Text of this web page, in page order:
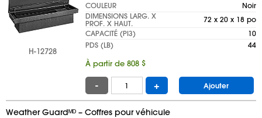
H-12728
COULEUR
Noir
DIMENSIONS LARG. X
PROF. X HAUT.
72 x 20 x 18 po
CAPACITÉ (PI3)
10
PDS (LB)
44
À partir de 808 $
- + Ajouter
Weather Guardᴹᴰ – Coffres pour véhicule